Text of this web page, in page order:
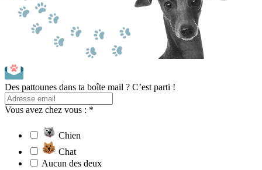
Des pattounes dans ta boîte mail ? C’est parti !
Vous avez chez vous : *
Chien
Chat
Aucun des deux